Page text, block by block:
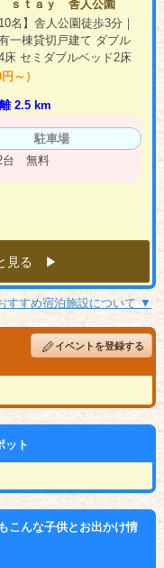
ｓｔａｙ 舎人公園
名】舎人公園徒歩3分｜
一棟貸切戸建て ダブル
床 セミダブルベッド2床
～）
2.5 km
駐車場
無料
と見る ▶︎
すすめ宿泊施設について ▼
イベントを登録する
ット
こんな子供とお出かけ情